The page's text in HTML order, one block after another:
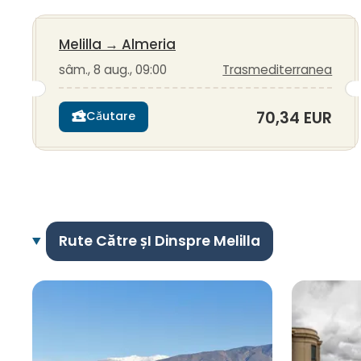
Melilla → Almeria
sâm., 8 aug., 09:00 Trasmediterranea
Căutare 70,34 EUR
Rute Către șI Dinspre Melilla